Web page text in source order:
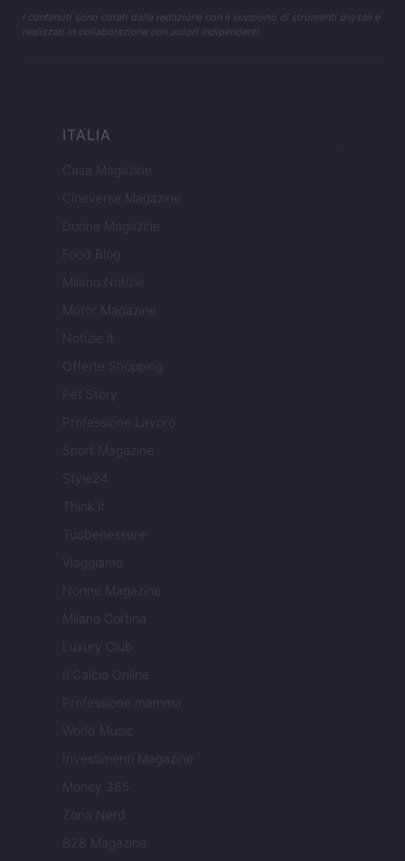
I contenuti sono curati dalla redazione con il supporto di strumenti digitali e
realizzati in collaborazione con autori indipendenti.
ITALIA
Casa Magazine
Cineverse Magazine
Donne Magazine
Food Blog
Milano Notizie
Motor Magazine
Notizie.it
Offerte Shopping
Pet Story
Professione Lavoro
Sport Magazine
Style24
Think.it
Tuobenessere
Viaggiamo
Nonne Magazine
Milano Cortina
Luxury Club
Il Calcio Online
Professione mamma
World Music
Investimenti Magazine
Money 365
Zona Nerd
B2B Magazine